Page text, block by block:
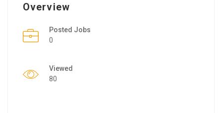
Overview
Posted Jobs
0
Viewed
80